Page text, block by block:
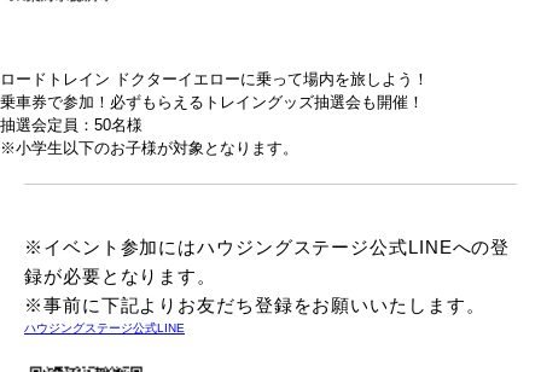
ロードトレイン ドクターイエローに乗って場内を旅しよう！
乗車券で参加！必ずもらえるトレイングッズ抽選会も開催！
抽選会定員：50名様
※小学生以下のお子様が対象となります。
※イベント参加にはハウジングステージ公式LINEへの登
録が必要となります。
※事前に下記よりお友だち登録をお願いいたします。
ハウジングステージ公式LINE